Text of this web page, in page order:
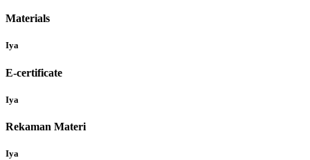
Materials
Iya
E-certificate
Iya
Rekaman Materi
Iya